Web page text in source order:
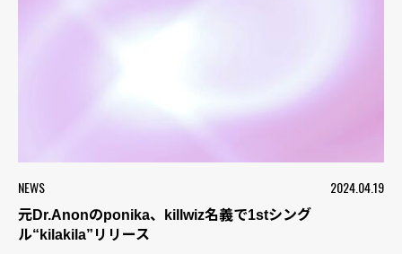
NEWS 2024.04.19
元Dr.Anonのponika、killwiz名義で1stシング
ル“kilakila”リリース